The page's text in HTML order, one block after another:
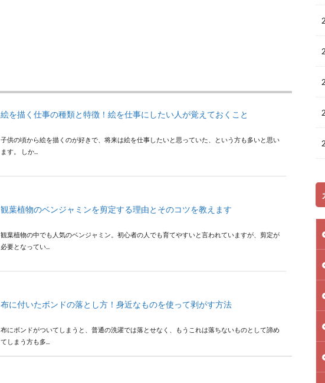
絵を描く仕事の種類と特徴！絵を仕事にしたい人が覚えておくこと
子供の頃から絵を描くのが好きで、将来は絵を仕事したいと思っていた、という方も多いと思い
ます。 しか...
観葉植物のベンジャミンを剪定する理由とそのコツを教えます
観葉植物の中でも人気のベンジャミン。初心者の人でも育てやすいと言われていますが、剪定が
必要となってい...
布に付いたボンドの落とし方！身近なものを使って剥がす方法
布にボンドがついてしまうと、普通の洗濯では落とせなく、もうこれは落ちないものとして諦め
てしまう方も多...